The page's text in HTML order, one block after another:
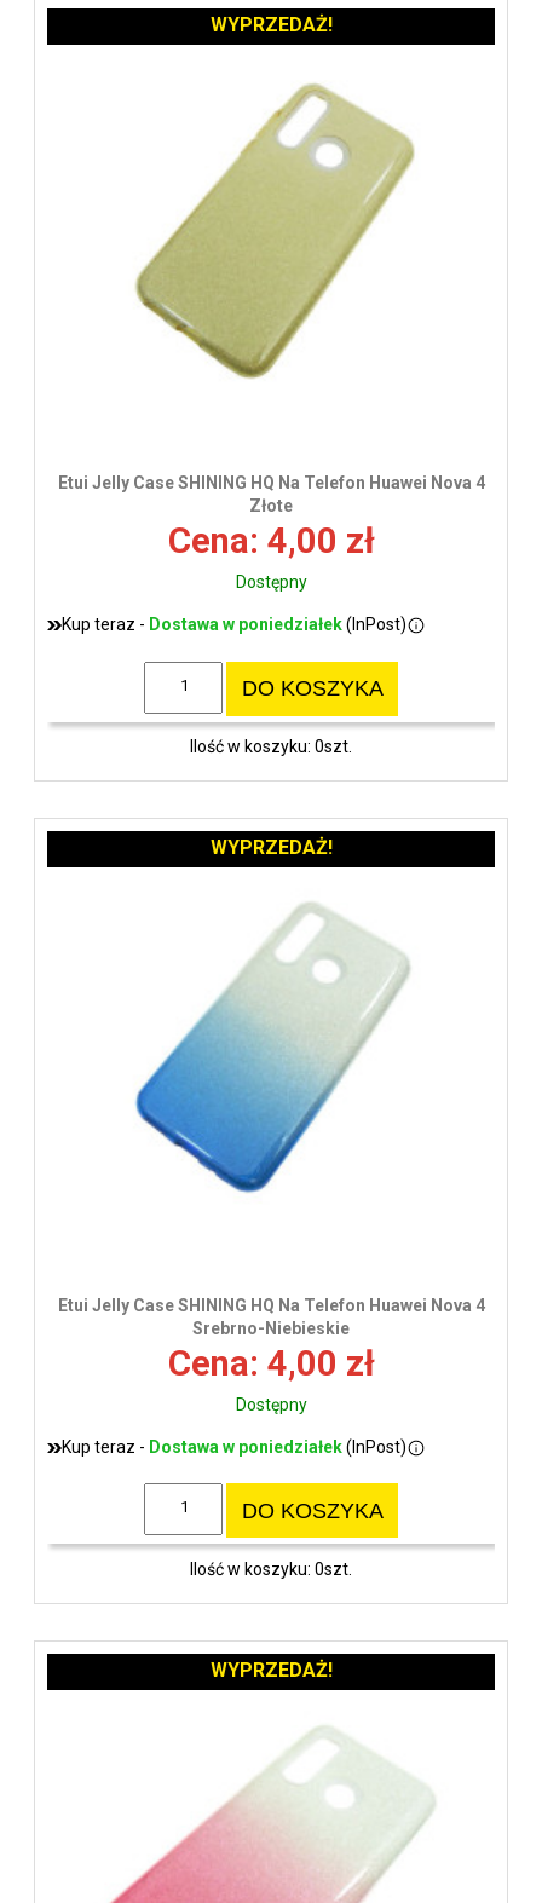
Etui Jelly Case SHINING HQ Na Telefon Huawei Nova 4
Złote
Cena: 4,00 zł
Dostępny
Kup teraz - Dostawa w poniedziałek(InPost)
DO KOSZYKA
Ilość w koszyku: 0szt.
WYPRZEDAŻ!
Etui Jelly Case SHINING HQ Na Telefon Huawei Nova 4
Srebrno-Niebieskie
Cena: 4,00 zł
Dostępny
Kup teraz - Dostawa w poniedziałek(InPost)
DO KOSZYKA
Ilość w koszyku: 0szt.
WYPRZEDAŻ!
WYPRZEDAŻ!